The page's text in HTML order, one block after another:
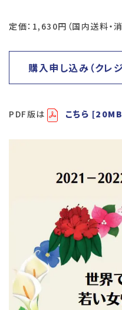
定価：1,630円（国内送料・
購入申し込み（クレ
PDF版は こちら